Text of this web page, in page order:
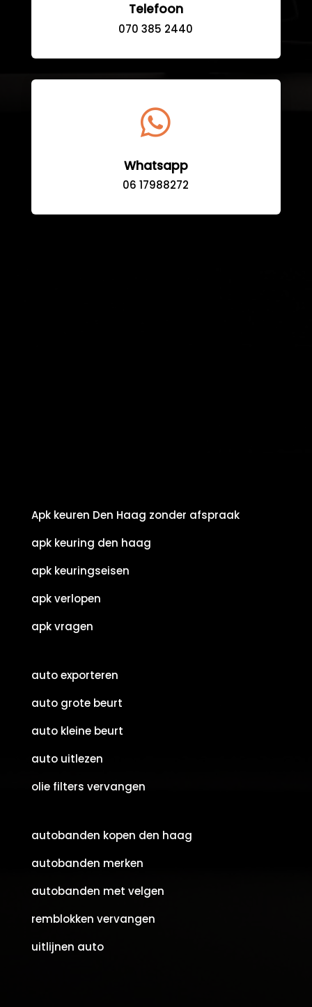
Telefoon
070 385 2440

Whatsapp
06 17988272
Apk keuren Den Haag zonder afspraak
apk keuring den haag
apk keuringseisen
apk verlopen
apk vragen
auto exporteren
auto grote beurt
auto kleine beurt
auto uitlezen
olie filters vervangen
autobanden kopen den haag
autobanden merken
autobanden met velgen
remblokken vervangen
uitlijnen auto